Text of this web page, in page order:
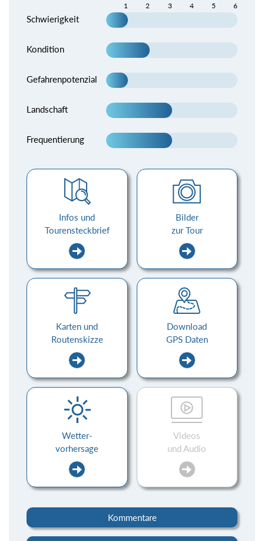
1 2 3 4 5 6
Schwierigkeit
Kondition
Gefahrenpotenzial
Landschaft
Frequentierung
Infos und
Tourensteckbrief
Bilder
zur Tour
Karten und
Routenskizze
Download
GPS Daten
Wetter-
vorhersage
Videos
und Audio
Kommentare